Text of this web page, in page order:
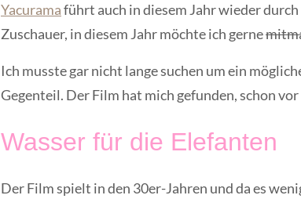
Yacuramaführt auch in diesem Jahr wieder durch
Zuschauer, in diesem Jahr möchte ich gerne
Ich musste gar nicht lange suchen um ein
Gegenteil. Der Film hat mich gefunden, schon
Wasser für die Elefanten
Der Film spielt in den 30er-Jahren und da es